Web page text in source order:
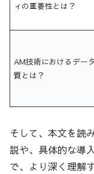
ィの重要性とは？
AM技術におけるデー
質とは？
そして、本文を読
説や、具体的な導
で、より深く理解